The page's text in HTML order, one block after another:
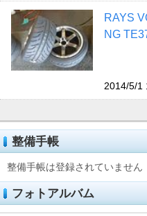
RAYS
NG
2014/5/1
整備手帳
整備手帳は登録されていません
フォトアルバム